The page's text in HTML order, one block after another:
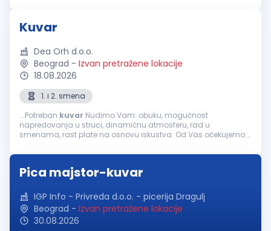
Kuvar
Dea Orh d.o.o.
Beograd - Izvan pretražene lokacije
18.08.2026
1. i 2. smena
...Potreban kuvar Nudimo Vam: obuku, mogućnost
napredovanja u struci, dinamičnu atmosferu, rad u
smenama, rast plate na osnovu iskustva Od Vas očekujemo:
iskustvo poželjno Mogućnost...
Pica majstor-kuvar
IGP Info - Privreda d.o.o. - picerija Dragulj
Beograd - Izvan pretražene lokacije
30.08.2026